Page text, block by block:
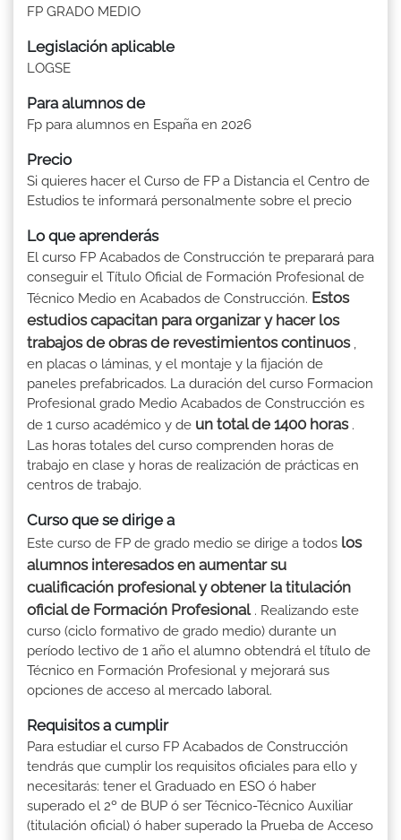
FP GRADO MEDIO
Legislación aplicable
LOGSE
Para alumnos de
Fp para alumnos en España en 2026
Precio
Si quieres hacer el Curso de FP a Distancia el Centro de
Estudios te informará personalmente sobre el precio
Lo que aprenderás
El curso FP Acabados de Construcción te preparará para
conseguir el Título Oficial de Formación Profesional de
Técnico Medio en Acabados de Construcción. Estos
estudios capacitan para organizar y hacer los
trabajos de obras de revestimientos continuos,
en placas o láminas, y el montaje y la fijación de
paneles prefabricados. La duración del curso Formacion
Profesional grado Medio Acabados de Construcción es
de 1 curso académico y de un total de 1400 horas.
Las horas totales del curso comprenden horas de
trabajo en clase y horas de realización de prácticas en
centros de trabajo.
Curso que se dirige a
Este curso de FP de grado medio se dirige a todos los
alumnos interesados en aumentar su
cualificación profesional y obtener la titulación
oficial de Formación Profesional. Realizando este
curso (ciclo formativo de grado medio) durante un
período lectivo de 1 año el alumno obtendrá el título de
Técnico en Formación Profesional y mejorará sus
opciones de acceso al mercado laboral.
Requisitos a cumplir
Para estudiar el curso FP Acabados de Construcción
tendrás que cumplir los requisitos oficiales para ello y
necesitarás: tener el Graduado en ESO ó haber
superado el 2º de BUP ó ser Técnico-Técnico Auxiliar
(titulación oficial) ó haber superado la Prueba de Acceso